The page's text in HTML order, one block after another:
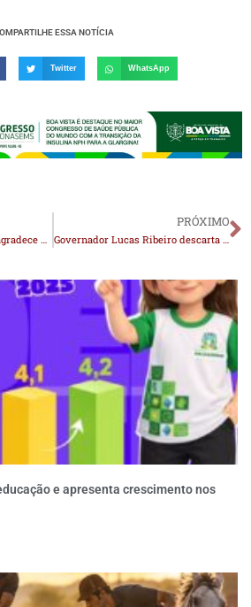
ESSA NOTÍCIA
Twitter WhatsApp
Prefeito de Serra Grande agradece parcerias e reitera apoio à pré-candidatura de João Azevêdo ao Senado
PRÓXIMO
Governador Lucas Ribeiro descarta intervenção em Cabedelo “neste momento”, mas reconhece gravidade da situação
e apresenta crescimento nos